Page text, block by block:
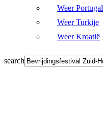
Weer Portugal
Weer Turkije
Weer Kroatië
search